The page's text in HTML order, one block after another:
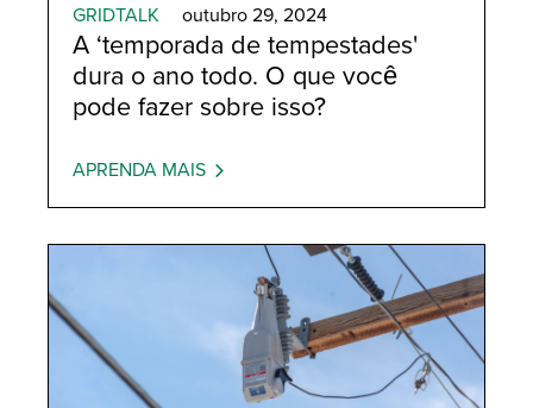
GRIDTALK outubro 29, 2024
A ‘temporada de tempestades'
dura o ano todo. O que você
pode fazer sobre isso?
APRENDA MAIS